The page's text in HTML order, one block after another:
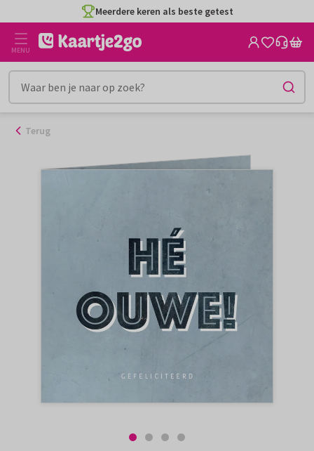
naar
inhoud
Meerdere keren als beste getest
MENU
Terug